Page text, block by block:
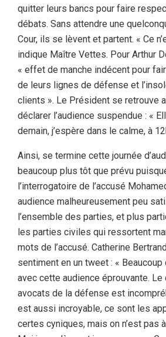
quitter leurs bancs pour faire
débats. Sans attendre une
Cour, ils se lèvent et partent. « Ce
indique Maître Vettes. Pour Arthur
« effet de manche indécent pour
de leurs lignes de défense et
clients ». Le Président se retrouve
déclarer l’audience suspendue : «
demain, j’espère dans le calme, à
Ainsi, se termine cette journée
beaucoup plus tôt que prévu
l’interrogatoire de l’accusé
audience malheureusement peu
l’ensemble des parties, et plus
les parties civiles qui ressortent
mots de l’accusé. Catherine
sentiment en un tweet : «
avec cette audience éprouvante.
avocats de la défense est
est aussi incroyable, ce sont les
certes cyniques, mais on n’est pas